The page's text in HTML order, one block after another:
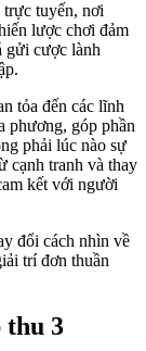
tuyến, nơi
lược chơi đảm
gửi cược lành
tỏa đến các lĩnh
phương, góp phần
phải lúc nào sự
cạnh tranh và thay
kết với người
đổi cách nhìn về
trí đơn thuần
thu 3